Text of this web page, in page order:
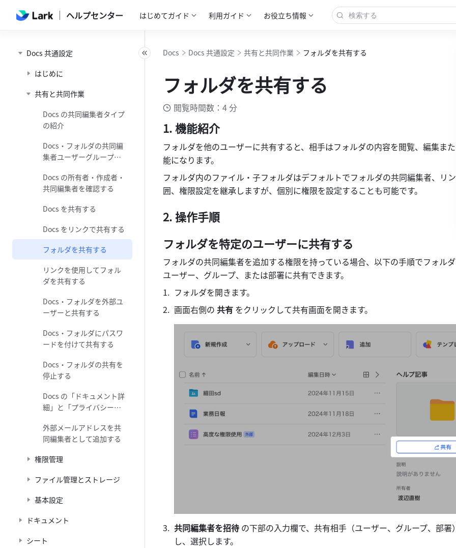
ヘルプセンター はじめてガイド 利用ガイド お役立ち情報
Docs 共通設定
はじめに
共有と共同作業
Docs の共同編集者タイプ
の紹介
Docs・フォルダの共同編
集者ユーザーグループを
Docs の所有者・作成者・
共同編集者を確認する
Docs を共有する
Docs をリンクで共有する
フォルダを共有する
リンクを使用してフォル
ダを共有する
Docs・フォルダを外部ユ
ーザーと共有する
Docs・フォルダにパスワ
ードを付けて共有する
Docs・フォルダの共有を
停止する
Docs の「ドキュメント詳
細」と「プライバシー設
外部メールアドレスを共
同編集者として追加する
権限管理
ファイル管理とストレージ
基本設定
ドキュメント
シート
Docs Docs 共通設定 共有と共同作業 フォルダを共有する
フォルダを共有する
閲覧時間数：4 分
機能紹介
フォルダを他のユーザーに共有すると、相手はフォルダの内容を閲覧、編集ま
能になります。
フォルダ内のファイル・子フォルダはデフォルトでフォルダの共同編集者、リ
囲、権限設定を継承しますが、個別に権限を設定することも可能です。
操作手順
フォルダを特定のユーザーに共有する
フォルダの共同編集者を追加する権限を持っている場合、以下の手順でフォル
ユーザー、グループ、または部署に共有できます。
フォルダを開きます。
画面右側の 共有 をクリックして共有画面を開きます。
共同編集者を招待 の下部の入力欄で、共有相手（ユーザー、グループ、部署
し、選択します。